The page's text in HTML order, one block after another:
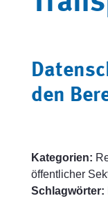
den
Kategorien:
öffentlicher
Schlagwörter: